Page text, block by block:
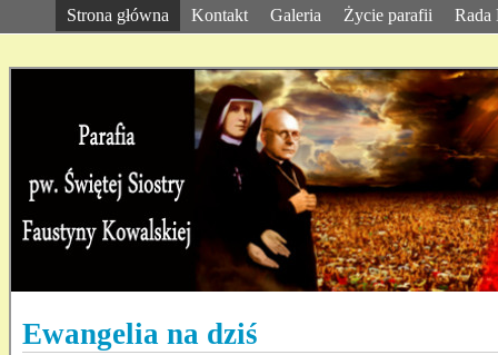
Strona główna Kontakt Galeria Życie parafii Rada
Ewangelia na dziś